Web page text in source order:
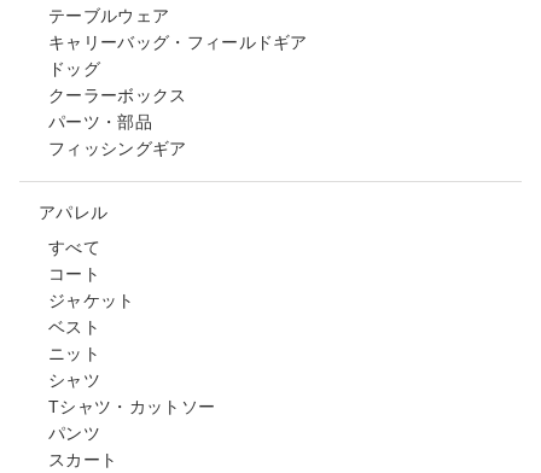
テーブルウェア
キャリーバッグ・フィールドギア
ドッグ
クーラーボックス
パーツ・部品
フィッシングギア
アパレル
すべて
コート
ジャケット
ベスト
ニット
シャツ
Tシャツ・カットソー
パンツ
スカート